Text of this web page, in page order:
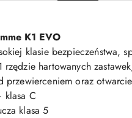
K1 EVO
klasie
rzędzie hartowanych
przewierceniem oraz
klasa C
klasa 5